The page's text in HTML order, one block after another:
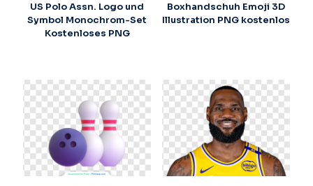
US Polo Assn. Logo und
Symbol Monochrom-Set
Kostenloses PNG
Boxhandschuh Emoji 3D
Illustration PNG kostenlos